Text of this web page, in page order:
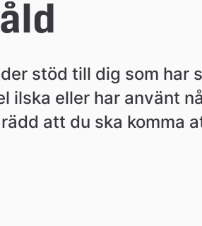
stöd till dig som har
ilska eller har använt
att du ska komma